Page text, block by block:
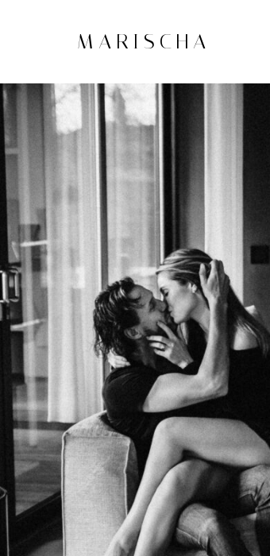
MARISCHA